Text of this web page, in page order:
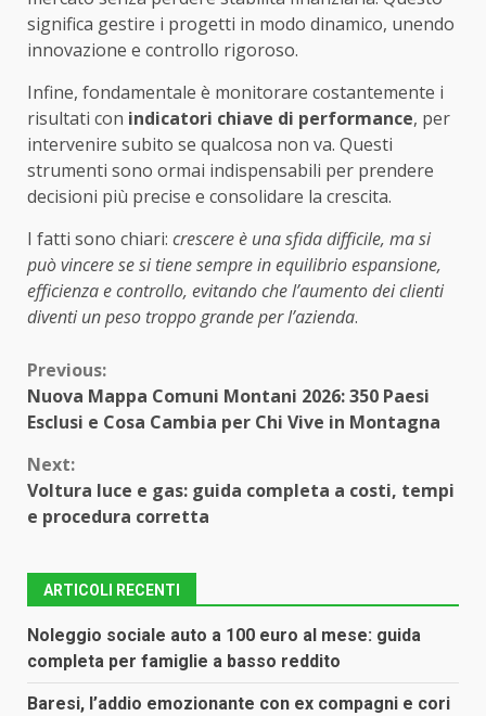
significa gestire i progetti in modo dinamico, unendo
innovazione e controllo rigoroso.
Infine, fondamentale è monitorare costantemente i
risultati con indicatori chiave di performance, per
intervenire subito se qualcosa non va. Questi
strumenti sono ormai indispensabili per prendere
decisioni più precise e consolidare la crescita.
I fatti sono chiari: crescere è una sfida difficile, ma si
può vincere se si tiene sempre in equilibrio espansione,
efficienza e controllo, evitando che l’aumento dei clienti
diventi un peso troppo grande per l’azienda.
Continue
Reading
Previous:
Nuova Mappa Comuni Montani 2026: 350 Paesi
Esclusi e Cosa Cambia per Chi Vive in Montagna
Next:
Voltura luce e gas: guida completa a costi, tempi
e procedura corretta
ARTICOLI RECENTI
Noleggio sociale auto a 100 euro al mese: guida
completa per famiglie a basso reddito
Baresi, l’addio emozionante con ex compagni e cori